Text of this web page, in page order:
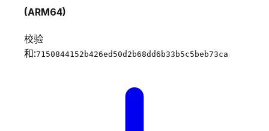
(ARM64)
校验
和:7150844152b426ed50d2b68dd6b33b5c5beb73ca